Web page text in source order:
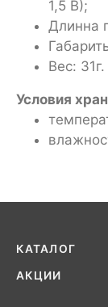
1,5 В);
Длинна
Вес: 31г.
Условия
КАТАЛОГ
АКЦИИ